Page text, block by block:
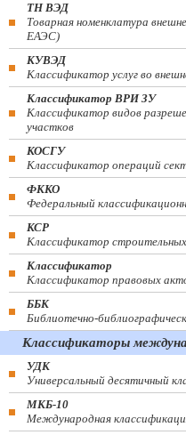
ТН ВЭД
Товарная номенклатура
ЕАЭС)
КУВЭД
Классификатор услуг во
Классификатор ВРИ ЗУ
Классификатор видов
участков
КОСГУ
Классификатор операций
ФККО
Федеральный
КСР
Классификатор строительных
Классификатор
Классификатор правовых
ББК
Библиотечно-
Классификаторы
УДК
Универсальный десятичный
МКБ-10
Международная